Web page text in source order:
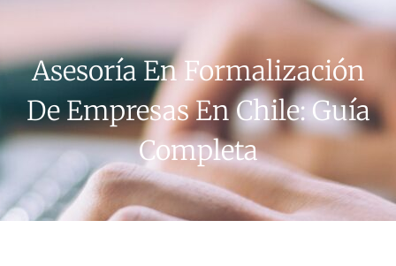
Asesoría En Formalización
De Empresas En Chile: Guía
Completa